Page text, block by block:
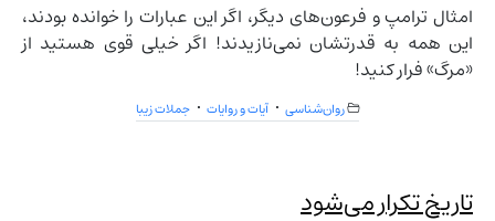
امثال ترامپ و فرعون‌های دیگر، اگر این عبارات را خوانده بودند،
این همه به قدرتشان نمی‌نازیدند! اگر خیلی قوی هستید از
«مرگ» فرار کنید!
روان‌شناسی آیات و روایات جملات زیبا
تاریخ تکرار می‌شود